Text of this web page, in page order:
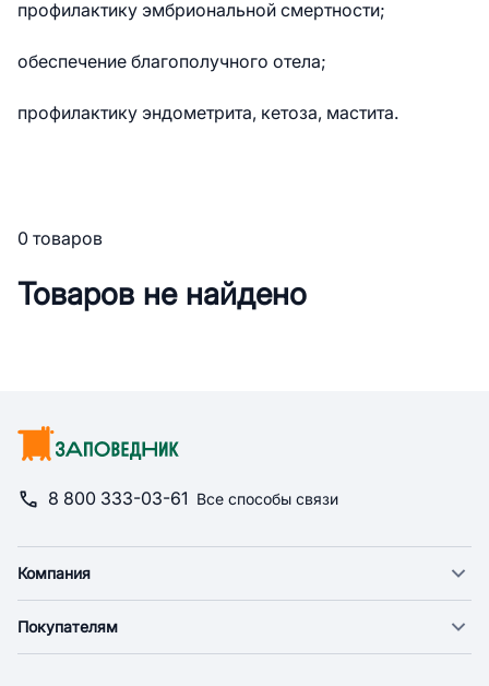
профилактику эмбриональной смертности;
обеспечение благополучного отела;
профилактику эндометрита, кетоза, мастита.
0 товаров
Товаров не найдено
8 800 333-03-61 Все способы связи
Компания
Новости
Покупателям